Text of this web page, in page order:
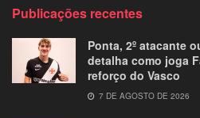
Publicações recentes
Ponta, 2º atacante
detalha como joga
reforço do Vasco
7 DE AGOSTO DE 2026